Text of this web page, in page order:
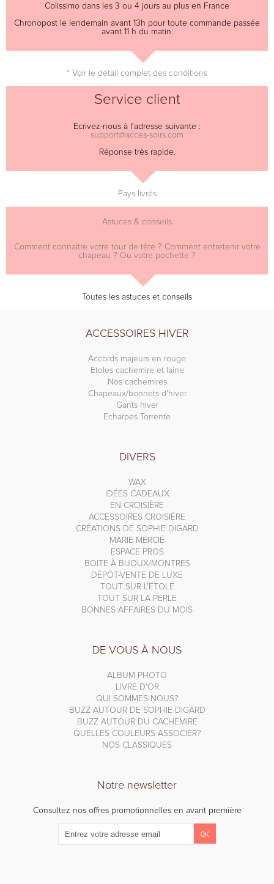
Colissimo dans les 3 ou 4 jours au plus en France
Chronopost le lendemain avant 13h pour toute commande passée
avant 11 h du matin.
* Voir le détail complet des conditions
Service client
Ecrivez-nous à l'adresse suivante :
support@acces-soirs.com
Réponse très rapide.
Pays livrés
Astuces & conseils
Comment connaître votre tour de tête ? Comment entretenir votre
chapeau ? Ou votre pochette ?
Toutes les astuces et conseils
ACCESSOIRES HIVER
Accords majeurs en rouge
Etoles cachemire et laine
Nos cachemires
Chapeaux/bonnets d'hiver
Gants hiver
Echarpes Torrente
DIVERS
WAX
IDÉES CADEAUX
EN CROISIÈRE
ACCESSOIRES CROISIÈRE
CRÉATIONS DE SOPHIE DIGARD
MARIE MERCIÉ
ESPACE PROS
BOITE À BIJOUX/MONTRES
DÉPÔT-VENTE DE LUXE
TOUT SUR L'ETOLE
TOUT SUR LA PERLE
BONNES AFFAIRES DU MOIS
DE VOUS À NOUS
ALBUM PHOTO
LIVRE D'OR
QUI SOMMES-NOUS?
BUZZ AUTOUR DE SOPHIE DIGARD
BUZZ AUTOUR DU CACHEMIRE
QUELLES COULEURS ASSOCIER?
NOS CLASSIQUES
Notre newsletter
Consultez nos offres promotionnelles en avant première